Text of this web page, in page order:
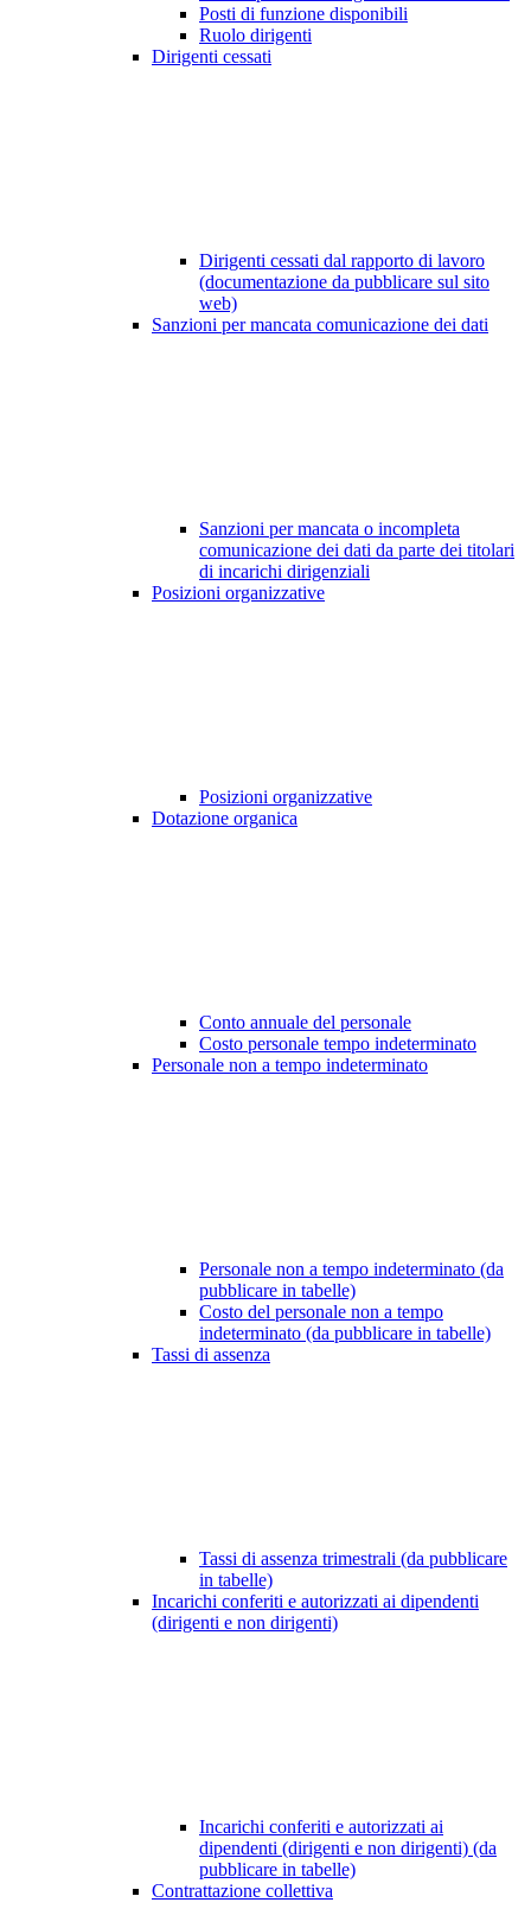
Posti di funzione disponibili
Ruolo dirigenti
Dirigenti cessati
Dirigenti cessati dal rapporto di lavoro
(documentazione da pubblicare sul sito
web)
Sanzioni per mancata comunicazione dei dati
Sanzioni per mancata o incompleta
comunicazione dei dati da parte dei titolari
di incarichi dirigenziali
Posizioni organizzative
Posizioni organizzative
Dotazione organica
Conto annuale del personale
Costo personale tempo indeterminato
Personale non a tempo indeterminato
Personale non a tempo indeterminato (da
pubblicare in tabelle)
Costo del personale non a tempo
indeterminato (da pubblicare in tabelle)
Tassi di assenza
Tassi di assenza trimestrali (da pubblicare
in tabelle)
Incarichi conferiti e autorizzati ai dipendenti
(dirigenti e non dirigenti)
Incarichi conferiti e autorizzati ai
dipendenti (dirigenti e non dirigenti) (da
pubblicare in tabelle)
Contrattazione collettiva